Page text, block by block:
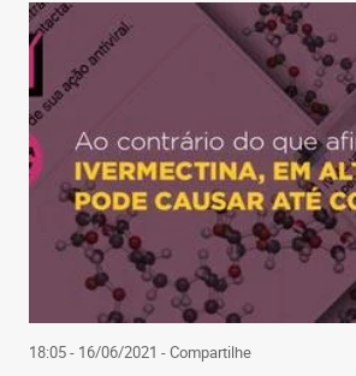
18:05 - 16/06/2021 - Compartilhe